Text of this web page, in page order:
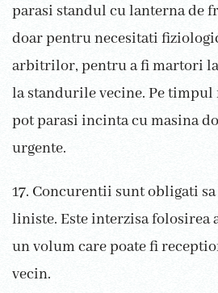
parasi standul cu lanterna de
doar pentru necesitati
arbitrilor, pentru a fi martori
la standurile vecine. Pe
pot parasi incinta cu masina
urgente.
17. Concurentii sunt obligati
liniste. Este interzisa folosirea
un volum care poate fi
vecin.